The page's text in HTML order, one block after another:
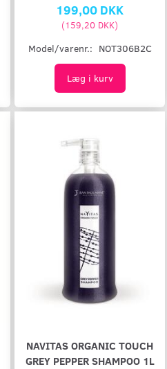
199,00 DKK
(159,20 DKK)
Model/varenr.: NOT306B2C
Læg i kurv
NAVITAS ORGANIC TOUCH
GREY PEPPER SHAMPOO 1L